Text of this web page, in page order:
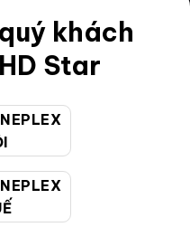
khách
Star
nhân của người tiêu